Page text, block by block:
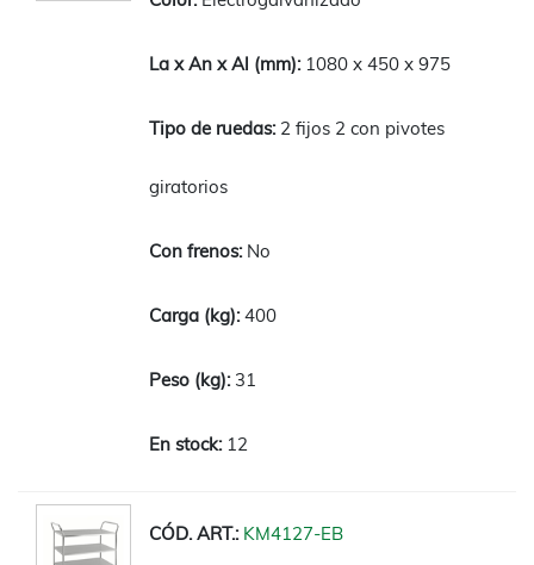
1080 x 450 x 975
2 fijos 2 con pivotes
giratorios
No
400
31
12
KM4127-EB